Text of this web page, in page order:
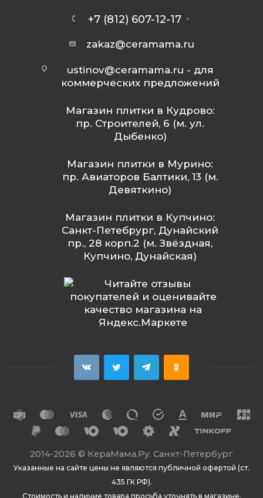
+7 (812) 607-12-17
zakaz@ceramama.ru
ustinov@ceramama.ru - для
коммерческих предложений
Магазин плитки в Кудрово:
пр. Строителей, 6 (м. ул.
Дыбенко)
Магазин плитки в Мурино:
пр. Авиаторов Балтики, 13 (м.
Девяткино)
Магазин плитки в Купчино:
Санкт-Петебрург, Дунайский
пр., 28 корп.2 (м. Звёздная,
Купчино, Дунайская)
2014-2026 © КераМама.Ру. Санкт-Петербург
Указанные на сайте цены не являются публичной офертой (ст.
435 ГК РФ).
Стоимость и наличие товара просьба уточнять в магазине.